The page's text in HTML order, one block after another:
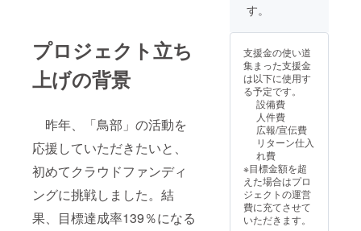
プロジェクト立ち
上げの背景
昨年、「鳥部」の活動を
応援していただきたいと、
初めてクラウドファンディ
ングに挑戦しました。結
果、目標達成率139％になる
冊）と
ペン
（１
本） を
セット
でお送
りしま
す。 ※
画像は
ルで
す。
す。
支援金の使い道
集まった支援金
は以下に使用す
る予定です。
設備費
人件費
広報/宣伝費
リターン仕入
れ費
※目標金額を超
えた場合はプロ
ジェクトの運営
費に充てさせて
いただきます。